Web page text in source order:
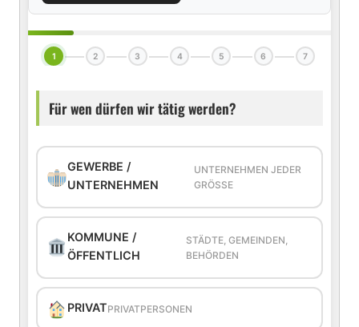
1 2 3 4 5 6 7
Für wen dürfen wir tätig werden?
GEWERBE /
UNTERNEHMEN
UNTERNEHMEN JEDER
GRÖSSE
KOMMUNE /
ÖFFENTLICH
STÄDTE, GEMEINDEN,
BEHÖRDEN
PRIVATPRIVATPERSONEN